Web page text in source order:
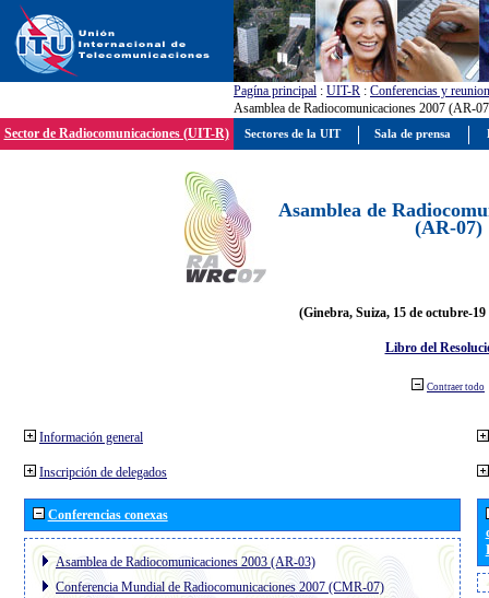
Pagína principal : UIT-R : Conferencias y
Asamblea de Radiocomunicaciones 2007 (AR-
Sector de Radiocomunicaciones (UIT-R)
Asamblea de
(AR-07)
(Ginebra, Suiza, 15 de octubre-19
Libro del
Contraer todo
Información general
Inscripción de delegados
Conferencias conexas
Asamblea de Radiocomunicaciones 2003 (AR-03)
Conferencia Mundial de Radiocomunicaciones 2007 (CMR-07)
Sectores de la UIT Sala de prensa